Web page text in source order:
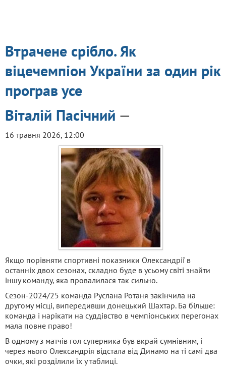
Втрачене срібло. Як
віцечемпіон України за один рік
програв усе
Віталій Пасічний —
16 травня 2026, 12:00
Якщо порівняти спортивні показники Олександрії в
останніх двох сезонах, складно буде в усьому світі знайти
іншу команду, яка провалилася так сильно.
Сезон-2024/25 команда Руслана Ротаня закінчила на
другому місці, випередивши донецький Шахтар. Ба більше:
команда і нарікати на суддівство в чемпіонських перегонах
мала повне право!
В одному з матчів гол суперника був вкрай сумнівним, і
через нього Олександрія відстала від Динамо на ті самі два
очки, які розділили їх у таблиці.